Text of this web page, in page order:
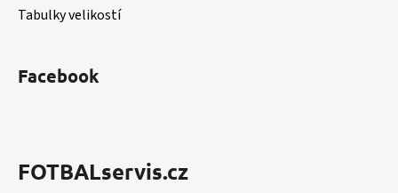
Tabulky velikostí
Facebook
FOTBALservis.cz